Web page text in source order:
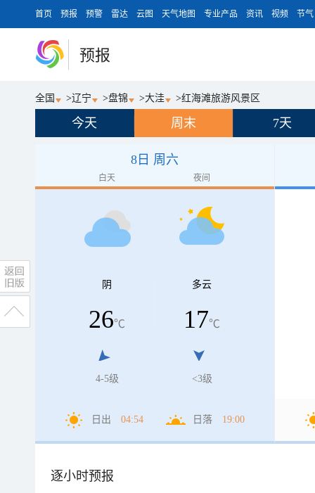
首页 预报 预警 雷达 云图 天气地图 专业产品 资讯 视频 节气
预报
全国 >辽宁 >盘锦 >大洼 >红海滩旅游风景区
今天 周末 7天
8日 周六
白天 夜间
阴
26℃
4-5级
多云
17℃
<3级
日出 04:54 日落 19:00
逐小时预报